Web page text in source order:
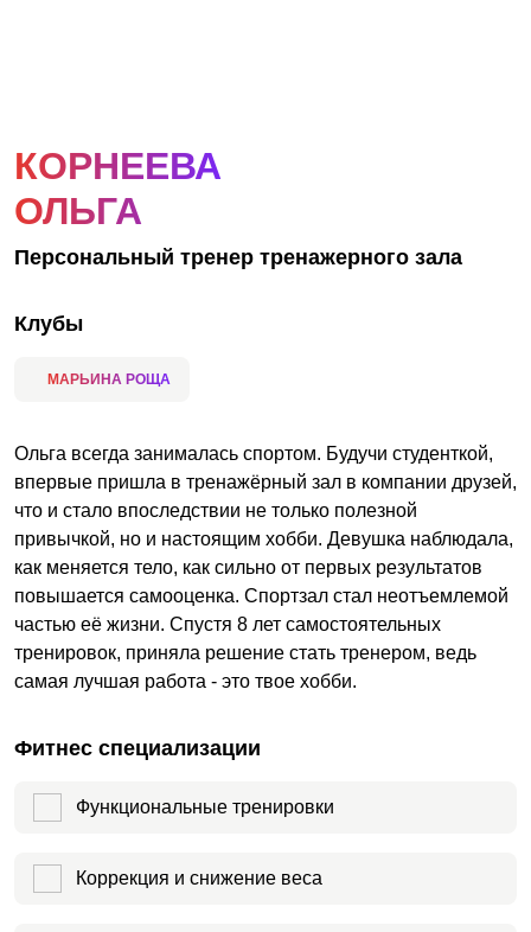
КОРНЕЕВА
ОЛЬГА
Персональный тренер тренажерного зала
Клубы
МАРЬИНА РОЩА
Ольга всегда занималась спортом. Будучи студенткой,
впервые пришла в тренажёрный зал в компании друзей,
что и стало впоследствии не только полезной
привычкой, но и настоящим хобби. Девушка наблюдала,
как меняется тело, как сильно от первых результатов
повышается самооценка. Спортзал стал неотъемлемой
частью её жизни. Спустя 8 лет самостоятельных
тренировок, приняла решение стать тренером, ведь
самая лучшая работа - это твое хобби.
Фитнес специализации
Функциональные тренировки
Коррекция и снижение веса